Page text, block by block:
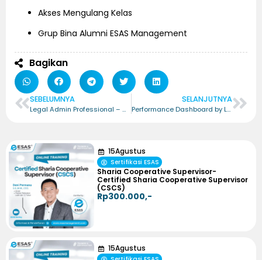
Akses Mengulang Kelas
Grup Bina Alumni ESAS Management
Bagikan
SEBELUMNYA
Legal Admin Professional – Certified Legal Admin Professional (CLAP)
SELANJUTNYA
Performance Dashboard by Lookerstudio – Certified Performance Dashboard by Lookerstudio (CPDL)
15Agustus
Sertifikasi ESAS
Sharia Cooperative Supervisor-
Certified Sharia Cooperative Supervisor
(CSCS)
Rp300.000,-
15Agustus